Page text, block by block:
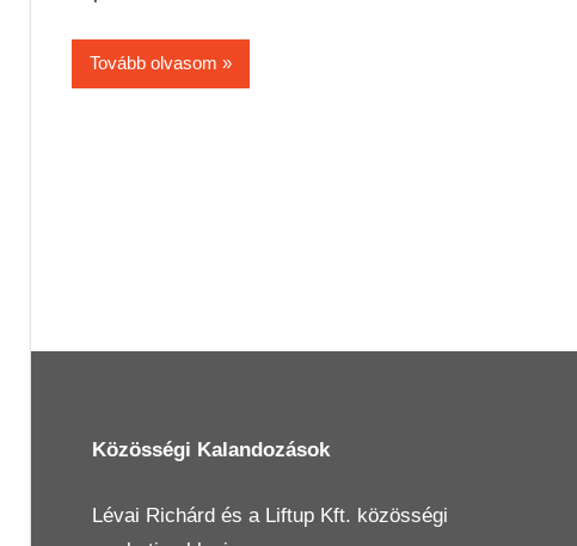
Tovább olvasom
Közösségi Kalandozások
Lévai Richárdés a Liftup Kft. közösségi